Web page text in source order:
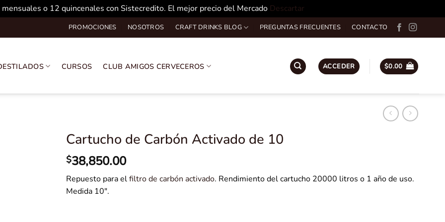
mensuales o 12 quincenales con Sistecredito. El mejor precio del Mercado Descartar
PROMOCIONES NOSOTROS CRAFT DRINKS BLOG PREGUNTAS FRECUENTES CONTACTO
CURSOS CLUB AMIGOS CERVECEROS ACCEDER $0.00
Cartucho de Carbón Activado de 10
$38,850.00
Repuesto para elfiltro de carbón activado. Rendimiento del cartucho 20000 litros o 1 año de uso.
Medida 10″.